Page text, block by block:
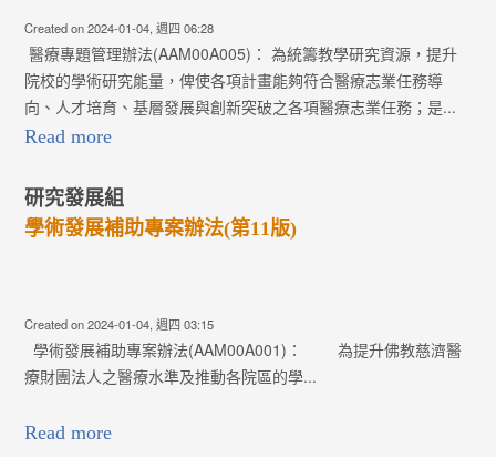
Created on 2024-01-04, 週四 06:28
醫療專題管理辦法(AAM00A005)： 為統籌教學研究資源，提升
院校的學術研究能量，俾使各項計畫能夠符合醫療志業任務導
向、人才培育、基層發展與創新突破之各項醫療志業任務；是...
Read more
研究發展組
學術發展補助專案辦法(第11版)
Created on 2024-01-04, 週四 03:15
學術發展補助專案辦法(AAM00A001)： 為提升佛教慈濟醫
療財團法人之醫療水準及推動各院區的學...
Read more